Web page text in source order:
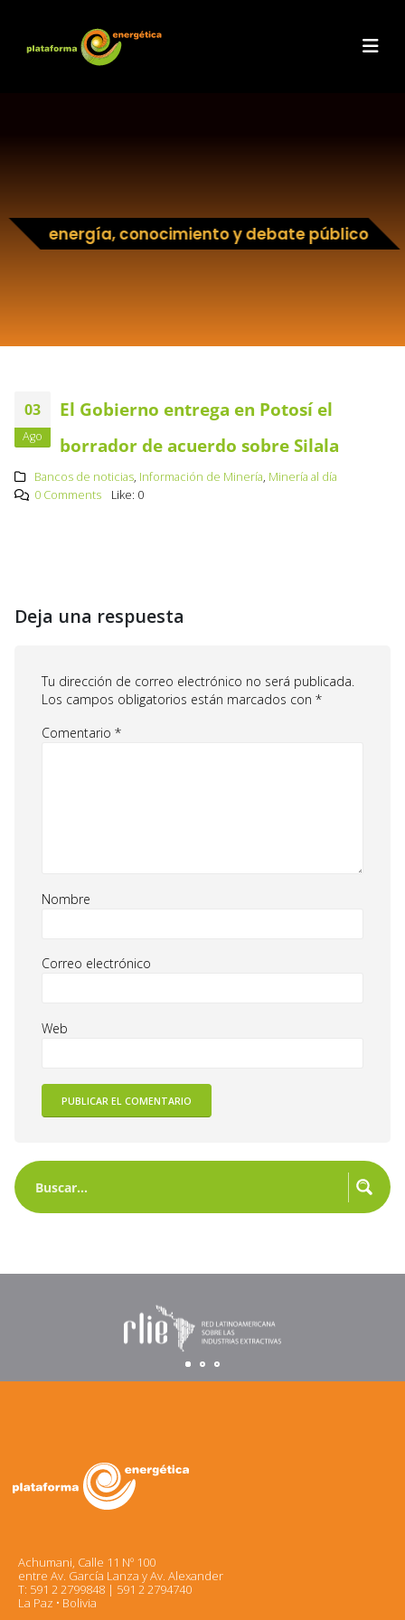
energía, conocimiento y debate público
03
Ago
El Gobierno entrega en Potosí el
borrador de acuerdo sobre Silala
Bancos de noticias, Información de Minería, Minería al día
0 Comments
Like: 0
Deja una respuesta
Tu dirección de correo electrónico no será publicada.
Los campos obligatorios están marcados con *
Comentario *
Nombre
Correo electrónico
Web
Achumani, Calle 11 Nº 100
entre Av. García Lanza y Av. Alexander
T: 591 2 2799848 | 591 2 2794740
La Paz • Bolivia